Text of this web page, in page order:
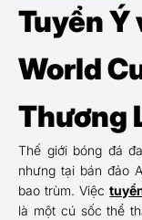
Tuyển
World
Thương
Thế giới bóng đá
nhưng tại bán đảo
bao trùm. Việc
là một cú sốc thể